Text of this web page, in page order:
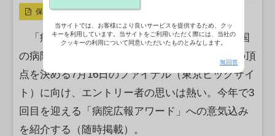
保存
「病院広報アワード2025」大賞を目指し、全国
の病院からのエントリーが続々と。“病院広報”の頂
点を決める7月16日のファイナル（東京ビッグサイ
ト）に向け、エントリー者の思いは熱い。今年で3
回目を迎える「病院広報アワード」への意気込み
を紹介する（随時掲載）。
当サイトでは、お客様により良いサービスを提供するため、クッ
キーを利用しています。当サイトをご利用いただく際には、当社の
クッキーの利用について同意いただいたものとみなします。
無回答